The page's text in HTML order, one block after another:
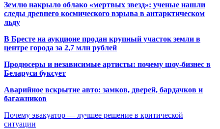
Землю накрыло облако «мертвых звезд»: ученые нашли
следы древнего космического взрыва в антарктическом
льду
В Бресте на аукционе продан крупный участок земли в
центре города за 2,7 млн рублей
Продюсеры и независимые артисты: почему шоу-бизнес в
Беларуси буксует
Аварийное вскрытие авто: замков, дверей, бардачков и
багажников
Почему эвакуатор — лучшее решение в критической
ситуации